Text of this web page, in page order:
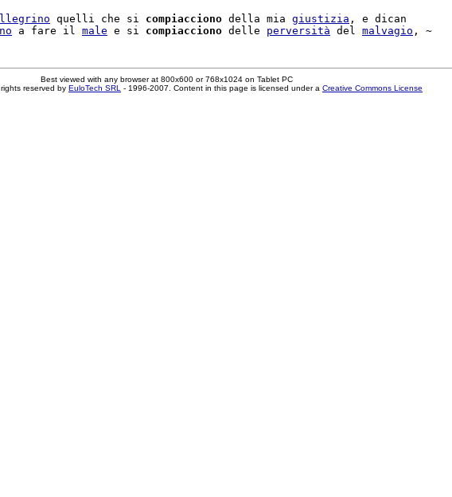
quelli che si compiacciono della mia giustizia , e dican
a fare il male e si compiacciono delle perversità del malvagio
Best viewed with any browser at 800x600 or 768x1024 on Tablet PC
reserved by EuloTech SRL - 1996-2007. Content in this page is licensed under a Creative Commons License